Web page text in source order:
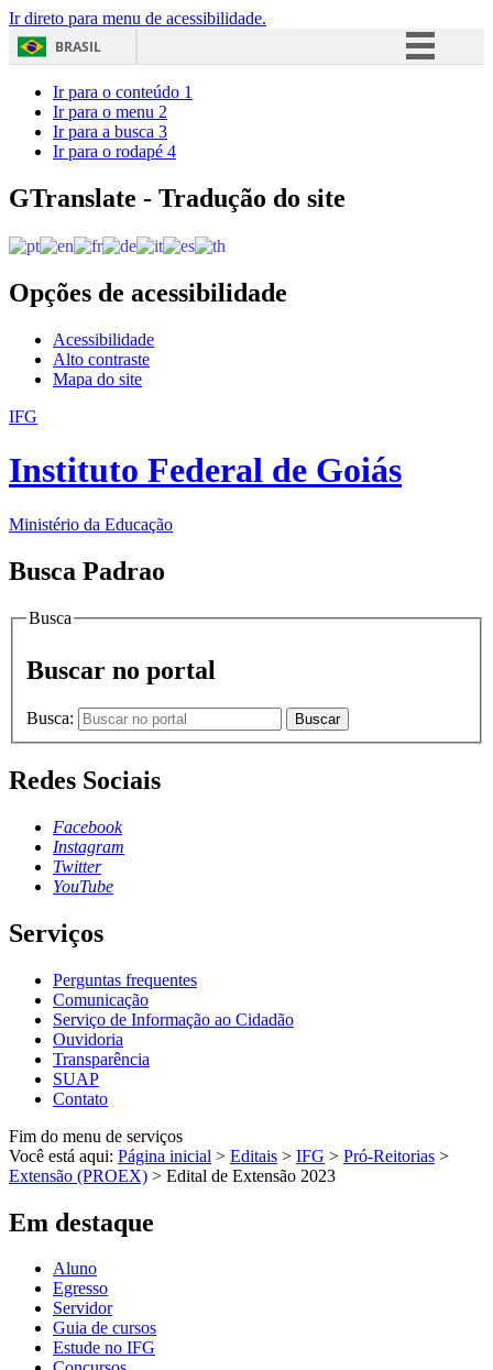
Ir direto para menu de acessibilidade.
BRASIL
Acesso à informação
Ir para o conteúdo 1
Ir para o menu 2
Ir para a busca 3
Ir para o rodapé 4
GTranslate - Tradução do site
Opções de acessibilidade
Acessibilidade
Alto contraste
Mapa do site
IFG
Instituto Federal de Goiás
Ministério da Educação
Busca Padrao
Busca
Buscar no portal
Busca: Buscar
Redes Sociais
Facebook
Instagram
Twitter
YouTube
Serviços
Perguntas frequentes
Comunicação
Serviço de Informação ao Cidadão
Ouvidoria
Transparência
SUAP
Contato
Fim do menu de serviços
Você está aqui: Página inicial > Editais > IFG > Pró-Reitorias >
Extensão (PROEX) > Edital de Extensão 2023
Em destaque
Aluno
Egresso
Servidor
Guia de cursos
Estude no IFG